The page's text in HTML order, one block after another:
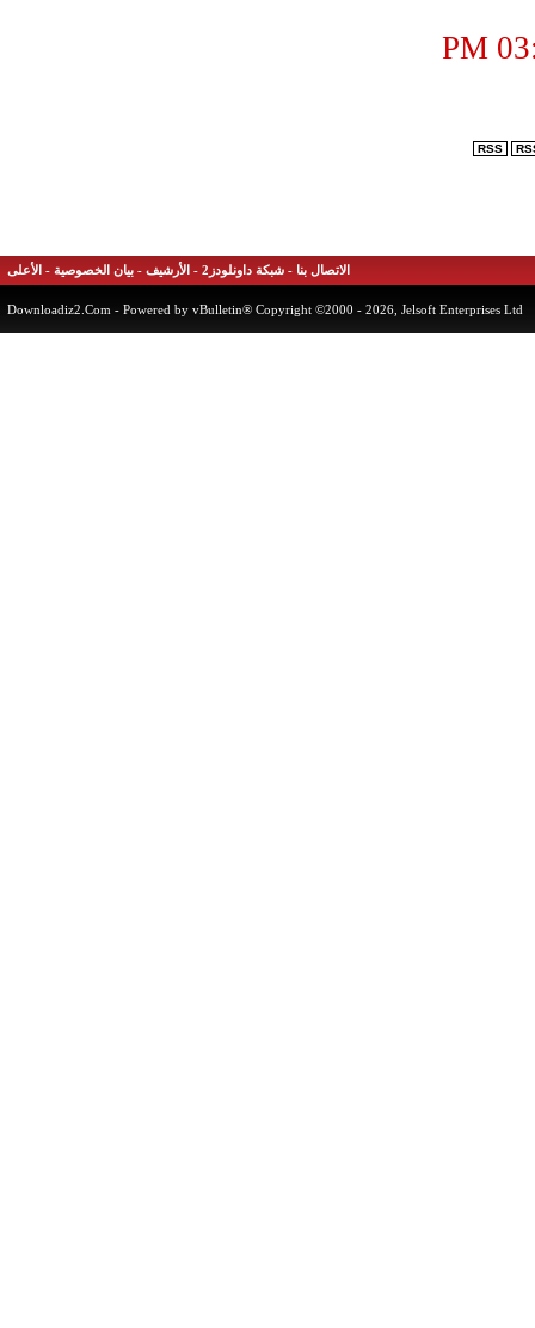
شبكة داونلودز2 -الأرشيف-بيان الخصوصية- الأعلى
Downloadiz2.Com- Powered by vBulletin® Copyright ©2000 - 2026,